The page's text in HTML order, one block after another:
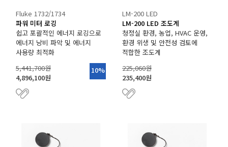
Fluke 1732/1734
파워 미터 로깅
쉽고 포괄적인 에너지 로깅으로
에너지 낭비 파악 및 에너지
사용량 최적화
5,441,700원
4,896,100원
10%
LM-200 LED
LM-200 LED 조도계
청정실 환경, 농업, HVAC 운영,
환경 위생 및 안전성 검토에
적합한 조도계
225,060원
235,400원